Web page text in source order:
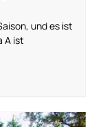
und es ist
A ist